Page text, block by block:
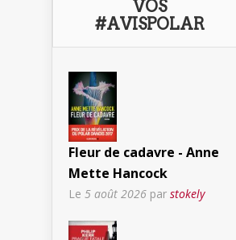
VOS
#AVISPOLAR
Fleur de cadavre - Anne
Mette Hancock
Le 5 août 2026 par stokely